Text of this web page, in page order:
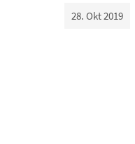
28. Okt 2019